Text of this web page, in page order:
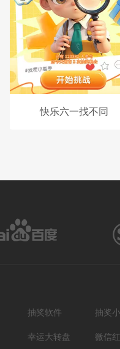
快乐六一找不同
抽奖软件 抽奖
幸运大转盘 微信